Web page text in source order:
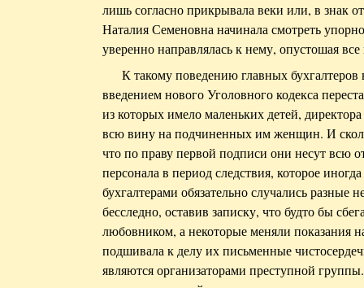
лишь согласно прикрывала веки или, в знак
Наталия Семеновна начинала смотреть
уверенно направлялась к нему, опустошая
К такому поведению главных
введением нового Уголовного кодекса
из которых имело маленьких детей,
всю вину на подчиненных им женщин. И
что по праву первой подписи они несут всю
персонала в период следствия, которое
бухгалтерами обязательно случались разные
бесследно, оставив записку, что будто бы
любовником, а некоторые меняли показания
подшивала к делу их письменные
являются организаторами преступной